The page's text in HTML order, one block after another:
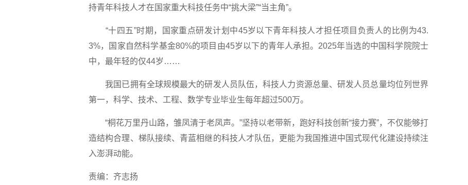
持青年科技人才在国家重大科技任务中“挑大梁”“当主角”。
“十四五”时期，国家重点研发计划中45岁以下青年科技人才担任项目负责人的比例为43.
3%，国家自然科学基金80%的项目由45岁以下的青年人承担。2025年当选的中国科学院院士
中，最年轻的仅44岁……
我国已拥有全球规模最大的研发人员队伍，科技人力资源总量、研发人员总量均位列世界
第一，科学、技术、工程、数学专业毕业生每年超过500万。
“桐花万里丹山路，雏凤清于老凤声。”坚持以老带新，跑好科技创新“接力赛”，不仅能够打
造结构合理、梯队接续、青蓝相继的科技人才队伍，更能为我国推进中国式现代化建设持续注
入澎湃动能。
责编：齐志扬